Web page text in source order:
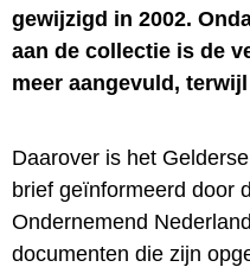
gewijzigd in 2002.
aan de collectie is de
meer aangevuld,
Daarover is het
brief geïnformeerd door
Ondernemend
documenten die zijn